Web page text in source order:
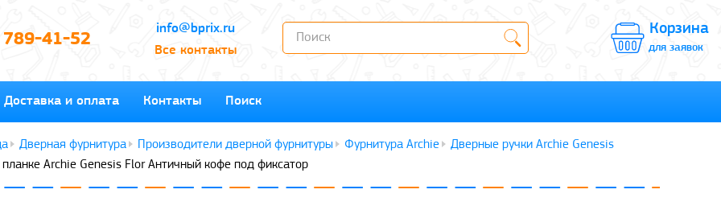
41-52
info@bprix.ru
Все контакты
Корзина
для заявок
Доставка и оплата Контакты Поиск
Дверная фурнитура Производители дверной фурнитуры Фурнитура Archie
Дверные ручки Archie Genesis
Archie Genesis Flor Античный кофе под фиксатор